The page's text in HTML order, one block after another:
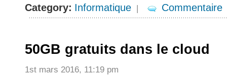
Category: Informatique | Commentaire
50GB gratuits dans le cloud
1st mars 2016, 11:19 pm